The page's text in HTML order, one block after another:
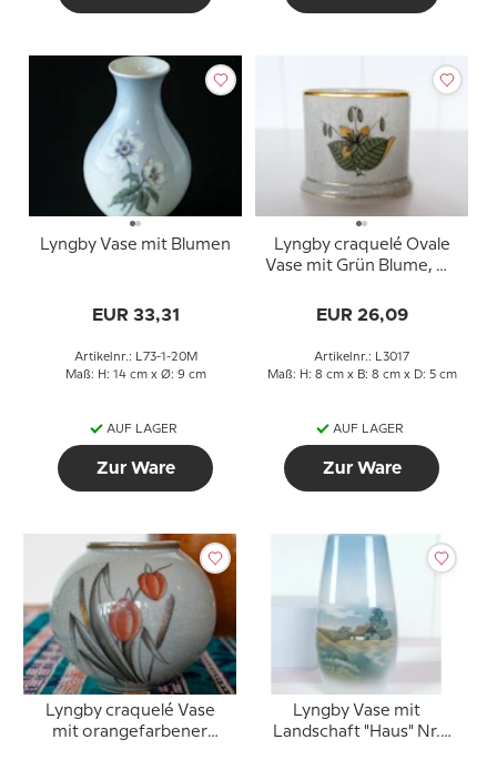
Lyngby Vase mit Blumen
EUR 33,31
Artikelnr.: L73-1-20M
Maß: H: 14 cm x Ø: 9 cm
AUF LAGER
Zur Ware
Lyngby craquelé Ovale
Vase mit Grün Blume, Nr.
EUR 26,09
Artikelnr.: L3017
Maß: H: 8 cm x B: 8 cm x D: 5 cm
AUF LAGER
Zur Ware
Lyngby craquelé Vase
mit orangefarbener
Lyngby Vase mit
Landschaft "Haus" Nr.